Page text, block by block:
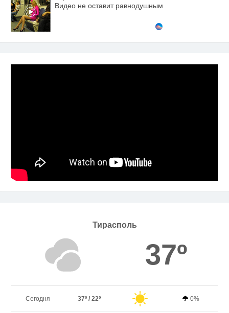
Видео не оставит равнодушным
Тирасполь
37º
Сегодня 37º / 22º 0%